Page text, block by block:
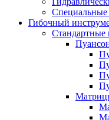
Специальные
Гибочный
Стандартные